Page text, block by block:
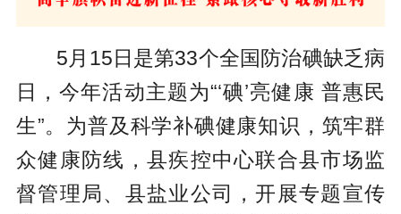
5月15日是第33个全国防治碘缺乏病
日，今年活动主题为“‘碘’亮健康 普惠民
生”。为普及科学补碘健康知识，筑牢群
众健康防线，县疾控中心联合县市场监
督管理局、县盐业公司，开展专题宣传